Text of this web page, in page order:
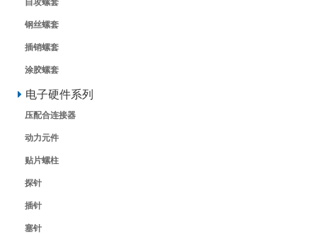
自攻螺套
钢丝螺套
插销螺套
涂胶螺套
电子硬件系列
压配合连接器
动力元件
贴片螺柱
探针
插针
塞针